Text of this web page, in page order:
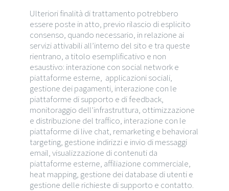
Ulteriori finalità di trattamento potrebbero
essere poste in atto, previo rilascio di esplicito
consenso, quando necessario, in relazione ai
servizi attivabili all’interno del sito e tra queste
rientrano, a titolo esemplificativo e non
esaustivo: interazione con social network e
piattaforme esterne, applicazioni sociali,
gestione dei pagamenti, interazione con le
piattaforme di supporto e di feedback,
monitoraggio dell’infrastruttura, ottimizzazione
e distribuzione del traffico, interazione con le
piattaforme di live chat, remarketing e behavioral
targeting, gestione indirizzi e invio di messaggi
email, visualizzazione di contenuti da
piattaforme esterne, affiliazione commerciale,
heat mapping, gestione dei database di utenti e
gestione delle richieste di supporto e contatto.